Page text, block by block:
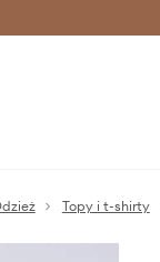
Topy i t-shirty